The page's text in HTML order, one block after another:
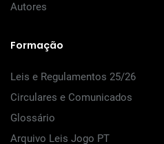
Autores
Formação
Leis e Regulamentos 25/26
Circulares e Comunicados
Glossário
Arquivo Leis Jogo PT